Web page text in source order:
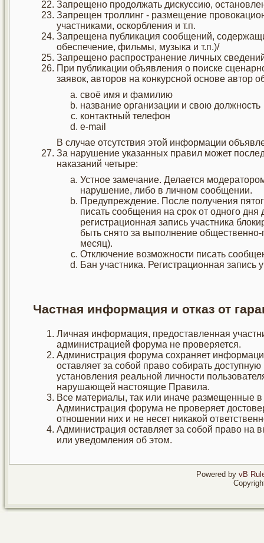
Запрещено продолжать дискуссию,
Запрещен троллинг - размещение
участниками, оскорбления и т.п.
Запрещена публикация сообщений,
обеспечение, фильмы, музыка и т.п.)/
Запрещено распространение личных
При публикации объявления о поиске
заявок, авторов на конкурсной основе автор
своё имя и фамилию
название организации и свою должность
контактный телефон
e-mail
В случае отсутствия этой информации
За нарушение указанных правил может
наказаний четыре:
Устное замечание. Делается
нарушение, либо в личном сообщении.
Предупреждение. После получения
писать сообщения на срок от одного
регистрационная запись участника
быть снято за выполнение
месяц).
Отключение возможности писать
Бан участника. Регистрационная запись
Частная информация и отказ от
Личная информация, предоставленная
администрацией форума не проверяется.
Администрация форума сохраняет
оставляет за собой право собирать
установления реальной личности
нарушающей настоящие Правила.
Все материалы, так или иначе размещенные
Администрация форума не проверяет
отношении них и не несет никакой
Администрация оставляет за собой право
или уведомления об этом.
Powered by vB